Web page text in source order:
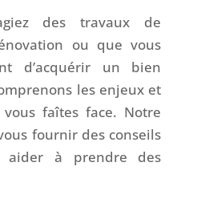
des travaux de
ou que vous
d’acquérir un bien
les enjeux et
faîtes face. Notre
fournir des conseils
aider à prendre des